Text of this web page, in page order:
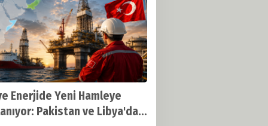
Enerjide Yeni Hamleye
Pakistan ve Libya'da